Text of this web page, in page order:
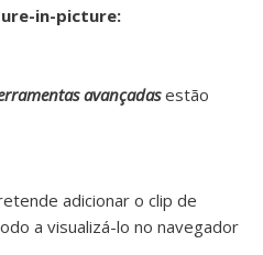
in-picture:
avançadasestão
adicionar o clip de
a visualizá-lo no navegador